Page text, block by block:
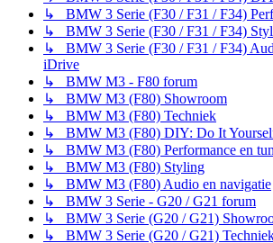
↳ BMW 3 Serie (F30 / F31 / F34)
↳ BMW 3 Serie (F30 / F31 / F34)
↳ BMW 3 Serie (F30 / F31 / F34)
iDrive
↳ BMW M3 - F80 forum
↳ BMW M3 (F80) Showroom
↳ BMW M3 (F80) Techniek
↳ BMW M3 (F80) DIY: Do It
↳ BMW M3 (F80) Performance en
↳ BMW M3 (F80) Styling
↳ BMW M3 (F80) Audio en navigatie
↳ BMW 3 Serie - G20 / G21 forum
↳ BMW 3 Serie (G20 / G21)
↳ BMW 3 Serie (G20 / G21)